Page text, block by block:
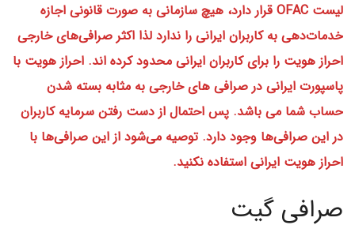
لیست OFAC قرار دارد، هیچ سازمانی به صورت قانونی اجازه
خدمات‌دهی به کاربران ایرانی را ندارد لذا اکثر صرافی‌های خارجی
احراز هویت را برای کاربران ایرانی محدود کرده اند. احراز هویت با
پاسپورت ایرانی در صرافی های خارجی به مثابه بسته شدن
حساب شما می باشد. پس احتمال از دست رفتن سرمایه کاربران
در این صرافی‌ها وجود دارد. توصیه می‌شود از این صرافی‌ها با
احراز هویت ایرانی استفاده نکنید.
صرافی گیت